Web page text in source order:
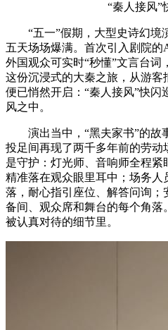
“秦人接风”
“五一”假期，大型史诗幻境
五天场场爆满。首次引入剧院的
外国观众可实时“秒懂”文言台
这份沉浸式的大秦之旅，从游客
便已悄然开启：“秦人接风”快闪
风之中。
演出当中，“黑夫家书”的故
投足间再现了两千多年前的劳
是守护：灯光师、音响师全程
精准落在观众眼里耳中；场务人
落，耐心指引座位、解答问询
备间、观众席和舞台的每个角
被认真对待的细节里。